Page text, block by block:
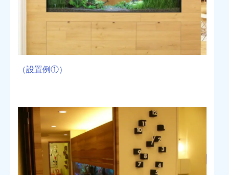
（設置例①）